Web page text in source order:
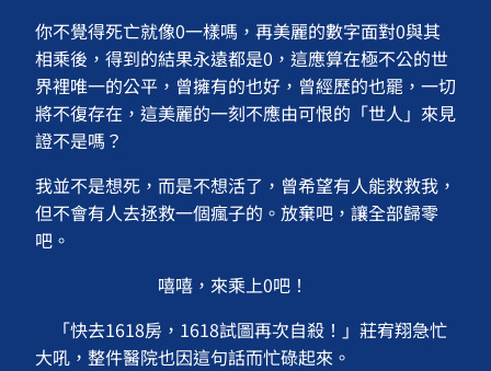
你不覺得死亡就像0一樣嗎，再美麗的數字面對0與其
相乘後，得到的結果永遠都是0，這應算在極不公的世
界裡唯一的公平，曾擁有的也好，曾經歷的也罷，一切
將不復存在，這美麗的一刻不應由可恨的「世人」來見
證不是嗎？
我並不是想死，而是不想活了，曾希望有人能救救我，
但不會有人去拯救一個瘋子的。放棄吧，讓全部歸零
吧。
嘻嘻，來乘上0吧！
「快去1618房，1618試圖再次自殺！」莊宥翔急忙
大吼，整件醫院也因這句話而忙碌起來。